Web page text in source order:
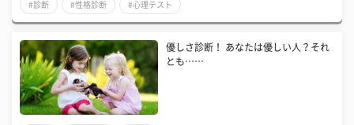
#診断 #性格診断 #心理テスト
優しさ診断！ あなたは優しい人？それ
とも……